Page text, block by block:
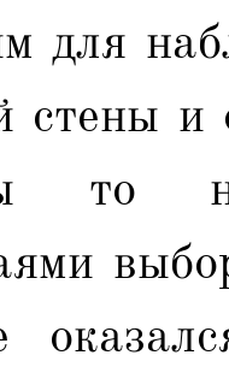
для
стены и
то ни